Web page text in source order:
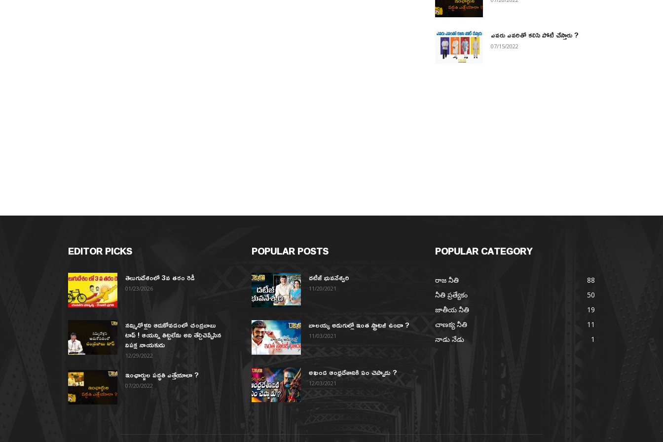
ఎవరు ఎవరితో కలిసి పోటీ చేస్తారు ?
07/15/2022
EDITOR PICKS
తెలుగుదేశంలో 3వ తరం రెడీ
01/23/2026
నమ్మినోళ్లని ఆదుకోవడంలో చంద్రబాబు
టాప్ ! ఆయన్ని తిట్టలేను అని తేల్చిచెప్పేసిన
విపక్ష నాయకుడు
12/29/2022
ఇంఛార్జుల పద్ధతి ఎత్తేయాలా ?
07/20/2022
POPULAR POSTS
దటీజ్ భువనేశ్వరి
11/20/2021
బాలయ్య అడుగుల్లో ఇంత స్ట్రాటజీ ఉందా ?
11/03/2021
అఖండ ఆంధ్రదేశానికి ఏం చెప్పాడు ?
12/03/2021
POPULAR CATEGORY
రాజ నీతి
88
నీతి ప్రత్యేకం
50
జాతీయ నీతి
19
చాణక్య నీతి
11
నాడు నేడు
1